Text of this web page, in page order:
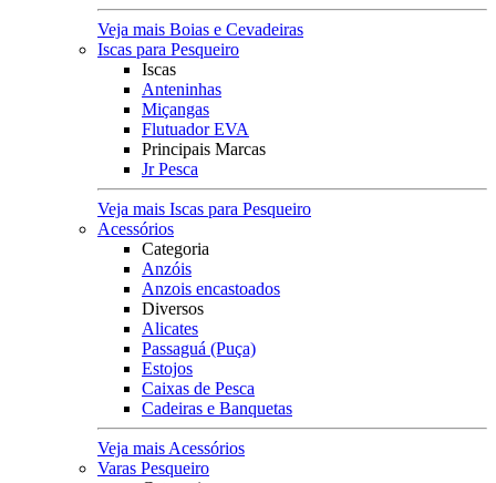
Veja mais Boias e Cevadeiras
Iscas para Pesqueiro
Iscas
Anteninhas
Miçangas
Flutuador EVA
Principais Marcas
Jr Pesca
Veja mais Iscas para Pesqueiro
Acessórios
Categoria
Anzóis
Anzois encastoados
Diversos
Alicates
Passaguá (Puça)
Estojos
Caixas de Pesca
Cadeiras e Banquetas
Veja mais Acessórios
Varas Pesqueiro